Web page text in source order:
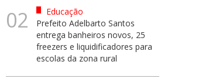
02
Educação
Prefeito Adelbarto Santos
entrega banheiros novos, 25
freezers e liquidificadores para
escolas da zona rural